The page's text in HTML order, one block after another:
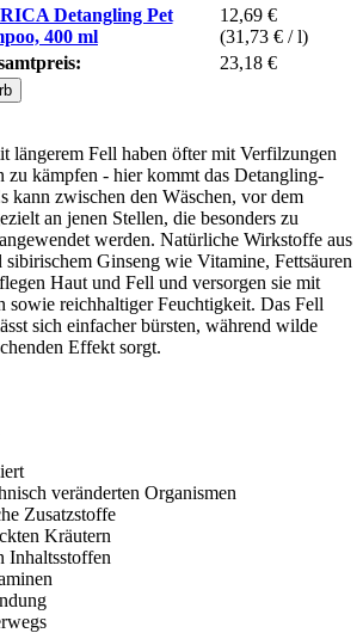
Detangling Pet
400 ml
12,69 €
(31,73 € / l)
23,18 €
längerem Fell haben öfter mit Verfilzungen
zu kämpfen - hier kommt das Detangling-
kann zwischen den Wäschen, vor dem
an jenen Stellen, die besonders zu
werden. Natürliche Wirkstoffe aus
Ginseng wie Vitamine, Fettsäuren
Haut und Fell und versorgen sie mit
sowie reichhaltiger Feuchtigkeit. Das Fell
sich einfacher bürsten, während wilde
Effekt sorgt.
veränderten Organismen
Zusatzstoffe
Kräutern
Inhaltsstoffen